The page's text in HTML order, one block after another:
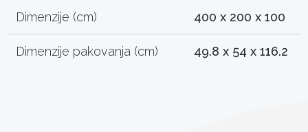
Dimenzije (cm) 400 x 200 x 100
Dimenzije pakovanja (cm) 49.8 x 54 x 116.2